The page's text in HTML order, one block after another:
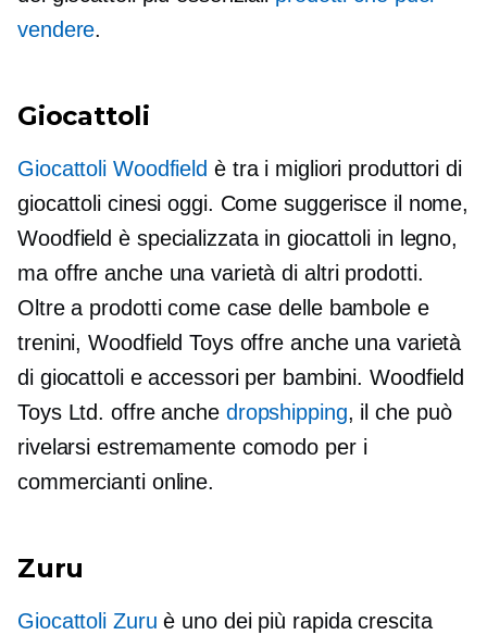
vendere.
Giocattoli
Giocattoli Woodfield è tra i migliori produttori di
giocattoli cinesi oggi. Come suggerisce il nome,
Woodfield è specializzata in giocattoli in legno,
ma offre anche una varietà di altri prodotti.
Oltre a prodotti come case delle bambole e
trenini, Woodfield Toys offre anche una varietà
di giocattoli e accessori per bambini. Woodfield
Toys Ltd. offre anche dropshipping, il che può
rivelarsi estremamente comodo per i
commercianti online.
Zuru
Giocattoli Zuru è uno dei più rapida crescita